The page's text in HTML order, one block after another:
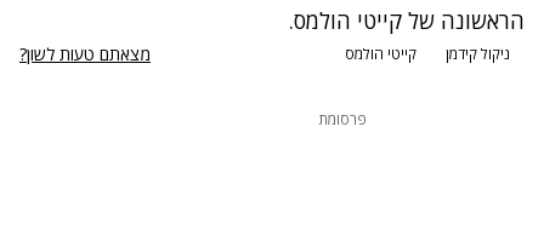
הראשונה של קייטי הולמס.
ניקול קידמן קייטי הולמס מצאתם טעות לשון?
פרסומת